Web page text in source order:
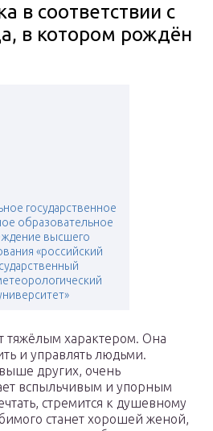
в соответствии с
в котором рождён
государственное
образовательное
высшего
«российский
тяжёлым характером. Она
и управлять людьми.
других, очень
вспыльчивым и упорным
стремится к душевному
станет хорошей женой,